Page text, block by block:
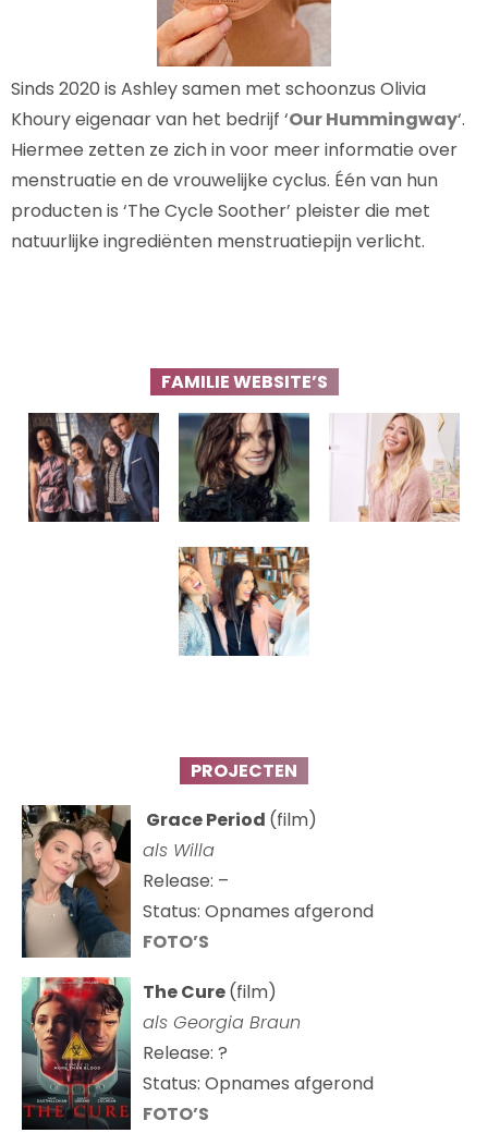
Sinds 2020 is Ashley samen met schoonzus Olivia
Khoury eigenaar van het bedrijf ‘Our Hummingway‘.
Hiermee zetten ze zich in voor meer informatie over
menstruatie en de vrouwelijke cyclus. Één van hun
producten is ‘The Cycle Soother’ pleister die met
natuurlijke ingrediënten menstruatiepijn verlicht.
FAMILIE WEBSITE’S
PROJECTEN
Grace Period (film)
als Willa
Release: –
Status: Opnames afgerond
FOTO’S
The Cure(film)
als Georgia Braun
Release: ?
Status: Opnames afgerond
FOTO’S